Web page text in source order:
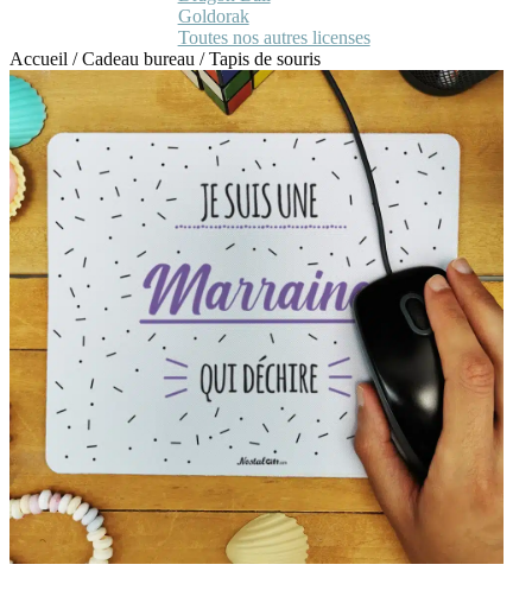
Goldorak
Toutes nos autres licenses
Accueil /Cadeau bureau /Tapis de souris